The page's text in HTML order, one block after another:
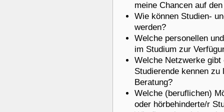
meine Chancen auf
Wie können Studien-
werden?
Welche personellen
im Studium zur
Welche Netzwerke gibt
Studierende kennen
Beratung?
Welche (beruflichen)
oder hörbehinderte/r